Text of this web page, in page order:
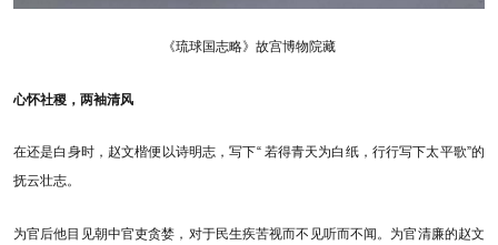
《琉球国志略》故宫博物院藏
心怀社稷，两袖清风
在还是白身时，赵文楷便以诗明志，写下“ 若得青天为白纸，行行写下太平歌”的
抚云壮志。
为官后他目见朝中官吏贪婪，对于民生疾苦视而不见听而不闻。为官清廉的赵文